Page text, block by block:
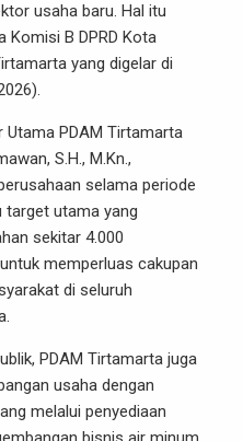
usaha baru. Hal itu
Komisi B DPRD Kota
yang digelar di
Utama PDAM Tirtamarta
S.H., M.Kn.,
selama periode
target utama yang
sekitar 4.000
memperluas cakupan
di seluruh
PDAM Tirtamarta juga
usaha dengan
melalui penyediaan